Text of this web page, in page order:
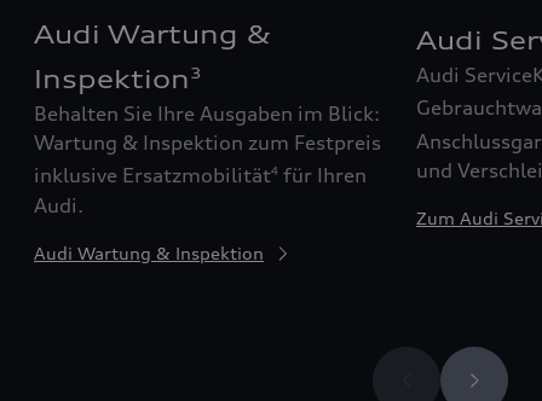
Audi Wartung &
Inspektion 3
Behalten Sie Ihre Ausgaben im Blick:
Wartung & Inspektion zum Festpreis
inklusive Ersatzmobilität4 für Ihren
Audi.
Audi Wartung & Inspektion
Audi
Audi
und
Zum Audi